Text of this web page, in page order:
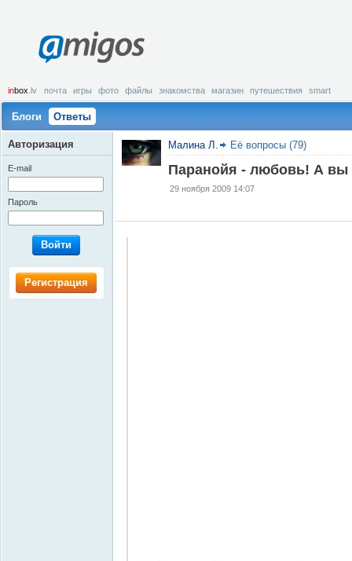
amigos
inbox .lv почта игры фото файлы знакомства магазин путешествия smart
Блоги Ответы
Малина Л. Её вопросы (79)
Паранойя - любовь! А вы
29 ноября 2009 14:07
Авторизация
E-mail
Пароль
Войти
Регистрация